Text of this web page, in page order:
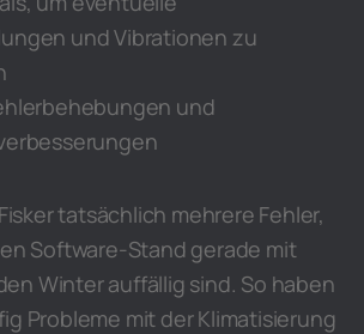
und Vibrationen zu
und
tatsächlich mehrere Fehler,
Software-Stand gerade mit
Winter auffällig sind. So haben
Probleme mit der Klimatisierung